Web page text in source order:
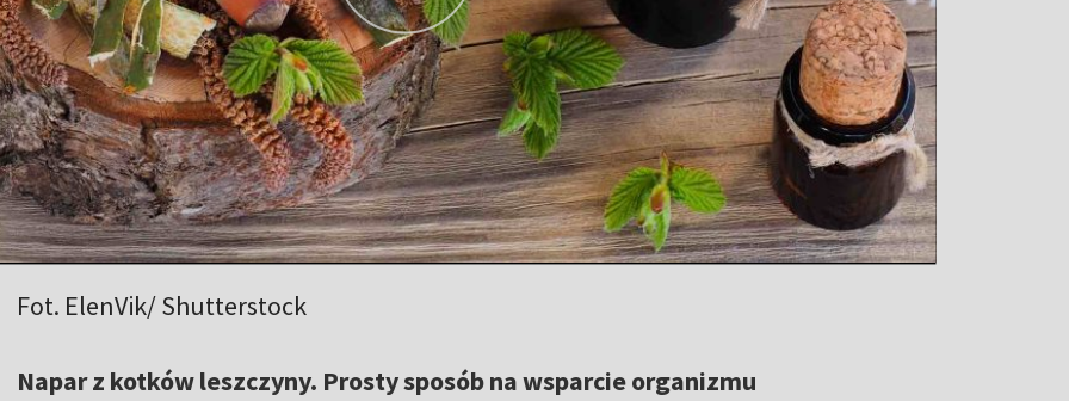
Fot. ElenVik/ Shutterstock
Napar z kotków leszczyny. Prosty sposób na wsparcie organizmu